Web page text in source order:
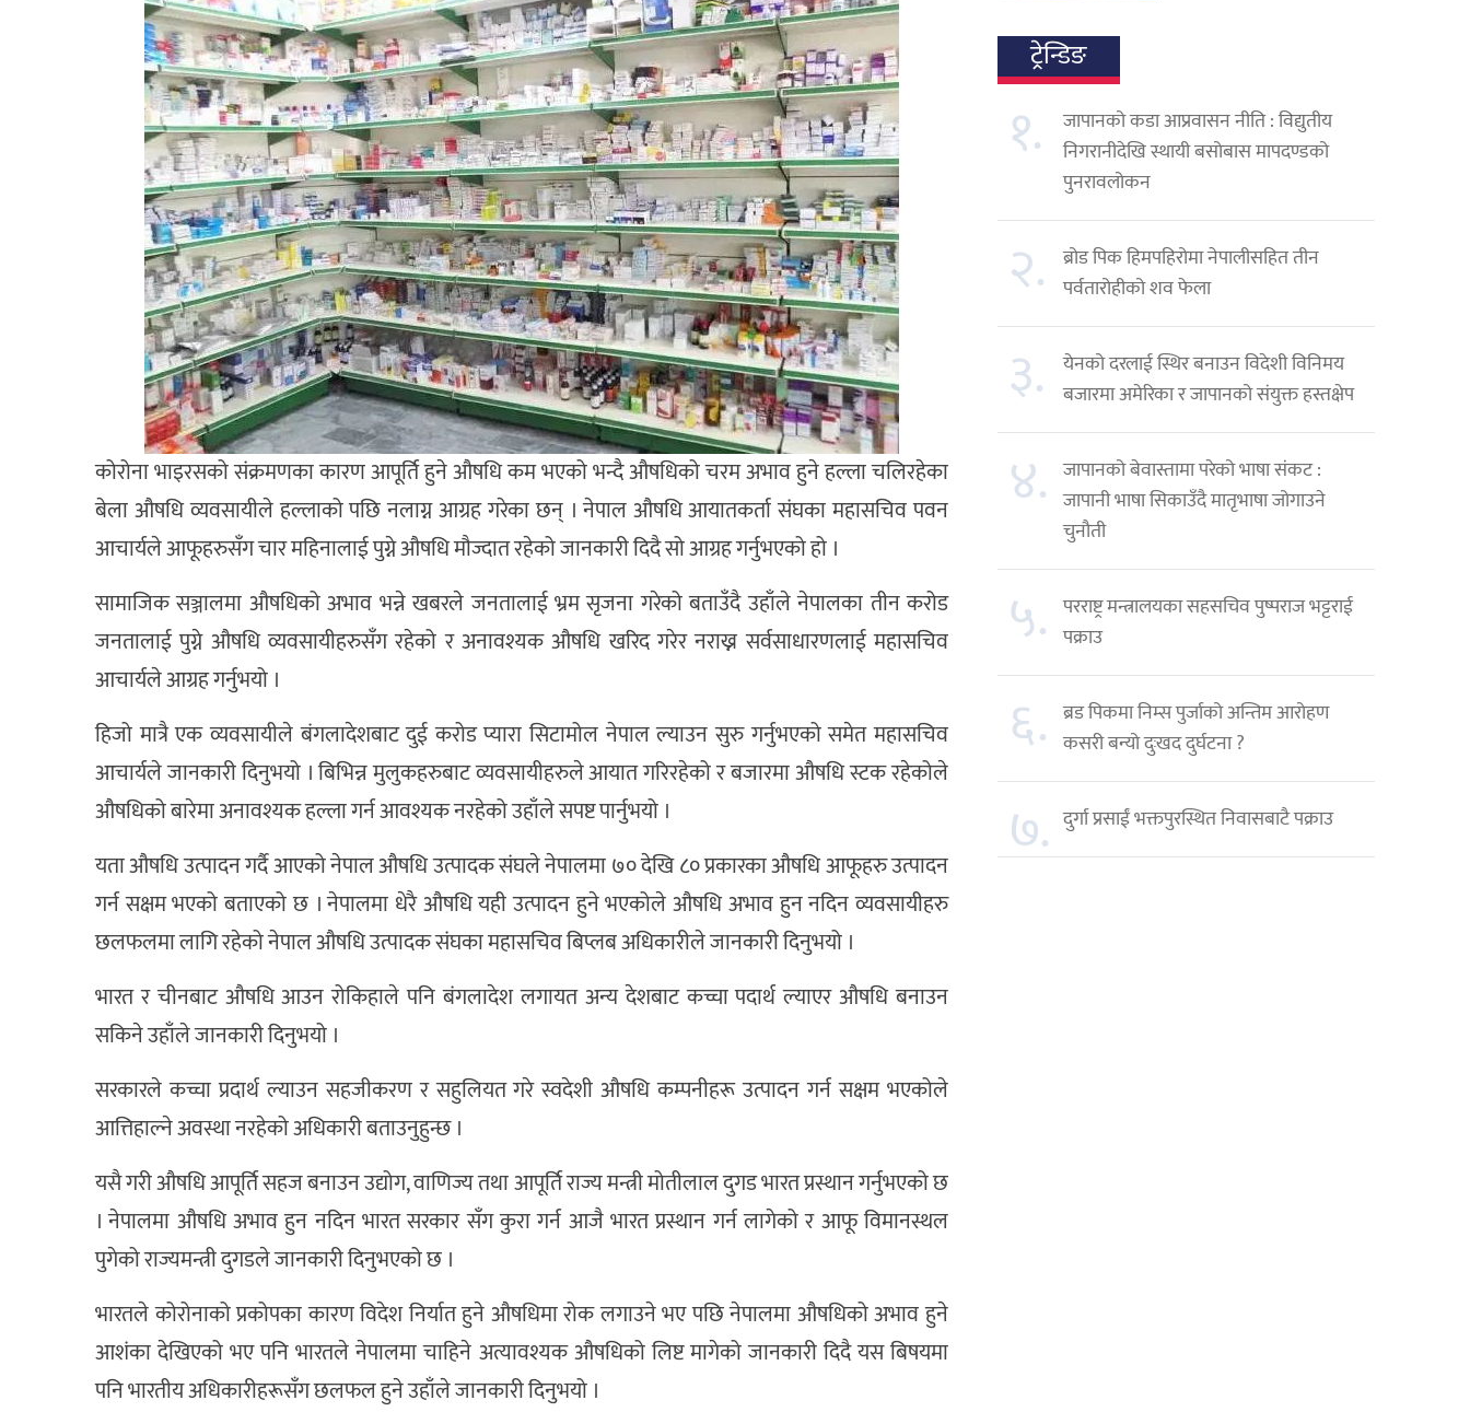
कोरोना भाइरसको संक्रमणका कारण आपूर्ति हुने औषधि कम भएको भन्दै औषधिको चरम अभाव हुने हल्ला चलिरहेका
बेला औषधि व्यवसायीले हल्लाको पछि नलाग्न आग्रह गरेका छन् । नेपाल औषधि आयातकर्ता संघका महासचिव पवन
आचार्यले आफूहरुसँग चार महिनालाई पुग्ने औषधि मौज्दात रहेको जानकारी दिदै सो आग्रह गर्नुभएको हो ।
सामाजिक सञ्जालमा औषधिको अभाव भन्ने खबरले जनतालाई भ्रम सृजना गरेको बताउँदै उहाँले नेपालका तीन करोड
जनतालाई पुग्ने औषधि व्यवसायीहरुसँग रहेको र अनावश्यक औषधि खरिद गरेर नराख्न सर्वसाधारणलाई महासचिव
आचार्यले आग्रह गर्नुभयो ।
हिजो मात्रै एक व्यवसायीले बंगलादेशबाट दुई करोड प्यारा सिटामोल नेपाल ल्याउन सुरु गर्नुभएको समेत महासचिव
आचार्यले जानकारी दिनुभयो । बिभिन्न मुलुकहरुबाट व्यवसायीहरुले आयात गरिरहेको र बजारमा औषधि स्टक रहेकोले
औषधिको बारेमा अनावश्यक हल्ला गर्न आवश्यक नरहेको उहाँले सपष्ट पार्नुभयो ।
यता औषधि उत्पादन गर्दै आएको नेपाल औषधि उत्पादक संघले नेपालमा ७० देखि ८० प्रकारका औषधि आफूहरु उत्पादन
गर्न सक्षम भएको बताएको छ । नेपालमा धेरै औषधि यही उत्पादन हुने भएकोले औषधि अभाव हुन नदिन व्यवसायीहरु
छलफलमा लागि रहेको नेपाल औषधि उत्पादक संघका महासचिव बिप्लब अधिकारीले जानकारी दिनुभयो ।
भारत र चीनबाट औषधि आउन रोकिहाले पनि बंगलादेश लगायत अन्य देशबाट कच्चा पदार्थ ल्याएर औषधि बनाउन
सकिने उहाँले जानकारी दिनुभयो ।
सरकारले कच्चा प्रदार्थ ल्याउन सहजीकरण र सहुलियत गरे स्वदेशी औषधि कम्पनीहरू उत्पादन गर्न सक्षम भएकोले
आत्तिहाल्ने अवस्था नरहेको अधिकारी बताउनुहुन्छ ।
यसै गरी औषधि आपूर्ति सहज बनाउन उद्योग, वाणिज्य तथा आपूर्ति राज्य मन्त्री मोतीलाल दुगड भारत प्रस्थान गर्नुभएको छ
। नेपालमा औषधि अभाव हुन नदिन भारत सरकार सँग कुरा गर्न आजै भारत प्रस्थान गर्न लागेको र आफू विमानस्थल
पुगेको राज्यमन्त्री दुगडले जानकारी दिनुभएको छ ।
भारतले कोरोनाको प्रकोपका कारण विदेश निर्यात हुने औषधिमा रोक लगाउने भए पछि नेपालमा औषधिको अभाव हुने
आशंका देखिएको भए पनि भारतले नेपालमा चाहिने अत्यावश्यक औषधिको लिष्ट मागेको जानकारी दिदै यस बिषयमा
पनि भारतीय अधिकारीहरूसँग छलफल हुने उहाँले जानकारी दिनुभयो ।
ट्रेन्डिङ
१.
जापानको कडा आप्रवासन नीति : विद्युतीय
निगरानीदेखि स्थायी बसोबास मापदण्डको
पुनरावलोकन
२.
ब्रोड पिक हिमपहिरोमा नेपालीसहित तीन
पर्वतारोहीको शव फेला
३.
येनको दरलाई स्थिर बनाउन विदेशी विनिमय
बजारमा अमेरिका र जापानको संयुक्त हस्तक्षेप
४. जापानको बेवास्तामा परेको भाषा संकट :
जापानी भाषा सिकाउँदै मातृभाषा जोगाउने
चुनौती
५. परराष्ट्र मन्त्रालयका सहसचिव पुष्पराज भट्टराई
पक्राउ
६. ब्रड पिकमा निम्स पुर्जाको अन्तिम आरोहण
कसरी बन्यो दुःखद दुर्घटना ?
७. दुर्गा प्रसाईं भक्तपुरस्थित निवासबाटै पक्राउ